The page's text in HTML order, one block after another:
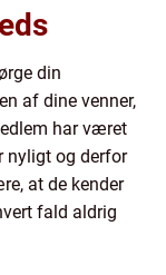
din
af dine venner,
har været
nyligt og derfor
at de kender
fald aldrig